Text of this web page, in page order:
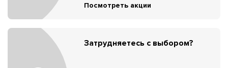
Посмотреть акции
Затрудняетесь с выбором?